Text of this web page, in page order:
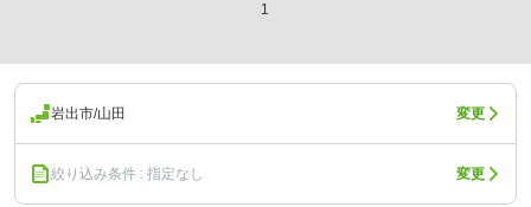
1
岩出市/山田 変更
絞り込み条件 : 指定なし 変更